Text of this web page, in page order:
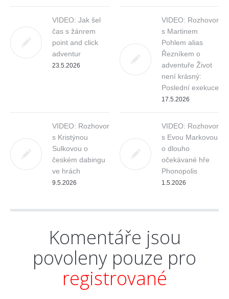
VIDEO: Jak šel
čas s žánrem
point and click
adventur
23.5.2026
VIDEO: Rozhovor
s Martinem
Pohlem alias
Řezníkem o
adventuře Život
není krásný:
Poslední exekuce
17.5.2026
VIDEO: Rozhovor
s Kristýnou
Sulkovou o
českém dabingu
ve hrách
9.5.2026
VIDEO: Rozhovor
s Evou Markovou
o dlouho
očekávané hře
Phonopolis
1.5.2026
Komentáře jsou
povoleny pouze pro
registrované